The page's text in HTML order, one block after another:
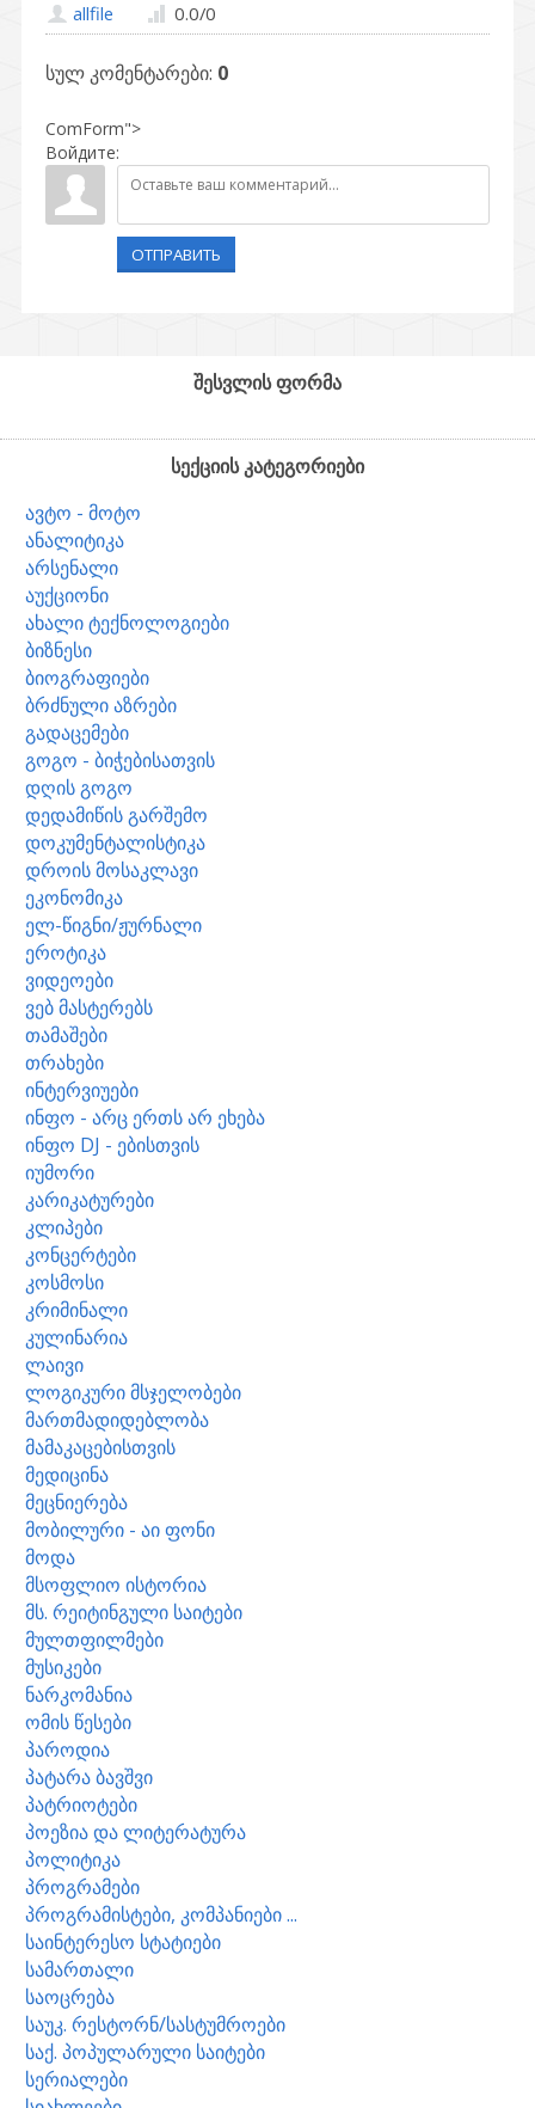
allfile
0.0/0
სულ კომენტარები: 0
ComForm">
Войдите:
ОТПРАВИТЬ
შესვლის ფორმა
სექციის კატეგორიები
ავტო - მოტო
ანალიტიკა
არსენალი
აუქციონი
ახალი ტექნოლოგიები
ბიზნესი
ბიოგრაფიები
ბრძნული აზრები
გადაცემები
გოგო - ბიჭებისათვის
დღის გოგო
დედამიწის გარშემო
დოკუმენტალისტიკა
დროის მოსაკლავი
ეკონომიკა
ელ-წიგნი/ჟურნალი
ეროტიკა
ვიდეოები
ვებ მასტერებს
თამაშები
თრახები
ინტერვიუები
ინფო - არც ერთს არ ეხება
ინფო DJ - ებისთვის
იუმორი
კარიკატურები
კლიპები
კონცერტები
კოსმოსი
კრიმინალი
კულინარია
ლაივი
ლოგიკური მსჯელობები
მართმადიდებლობა
მამაკაცებისთვის
მედიცინა
მეცნიერება
მობილური - აი ფონი
მოდა
მსოფლიო ისტორია
მს. რეიტინგული საიტები
მულთფილმები
მუსიკები
ნარკომანია
ომის წესები
პაროდია
პატარა ბავშვი
პატრიოტები
პოეზია და ლიტერატურა
პოლიტიკა
პროგრამები
პროგრამისტები, კომპანიები ...
საინტერესო სტატიები
სამართალი
საოცრება
საუკ. რესტორნ/სასტუმროები
საქ. პოპულარული საიტები
სერიალები